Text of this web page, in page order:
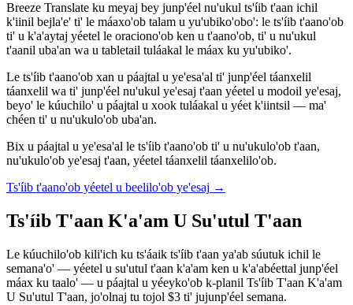
Breeze Translate ku meyaj bey junp'éel nu'ukul ts'íib t'aan ichil
k'iinil bejla'e' ti' le máaxo'ob talam u yu'ubiko'obo': le ts'íib t'aano'ob
ti' u k'a'aytaj yéetel le oraciono'ob ken u t'aano'ob, ti' u nu'ukul
t'aanil uba'an wa u tabletail tuláakal le máax ku yu'ubiko'.
Le ts'íib t'aano'ob xan u páajtal u ye'esa'al ti' junp'éel táanxelil
táanxelil wa ti' junp'éel nu'ukul ye'esaj t'aan yéetel u modoil ye'esaj,
beyo' le kúuchilo' u páajtal u xook tuláakal u yéet k'iintsil — ma'
chéen ti' u nu'ukulo'ob uba'an.
Bix u páajtal u ye'esa'al le ts'íib t'aano'ob ti' u nu'ukulo'ob t'aan,
nu'ukulo'ob ye'esaj t'aan, yéetel táanxelil táanxelilo'ob.
Ts'íib t'aano'ob yéetel u beelilo'ob ye'esaj →
Ts'íib T'aan K'a'am U Su'utul T'aan
Le kúuchilo'ob kili'ich ku ts'áaik ts'íib t'aan ya'ab súutuk ichil le
semana'o' — yéetel u su'utul t'aan k'a'am ken u k'a'abéettal junp'éel
máax ku taalo' — u páajtal u yéeyko'ob k-planil Ts'íib T'aan K'a'am
U Su'utul T'aan, jo'olnaj tu tojol $3 ti' jujunp'éel semana.